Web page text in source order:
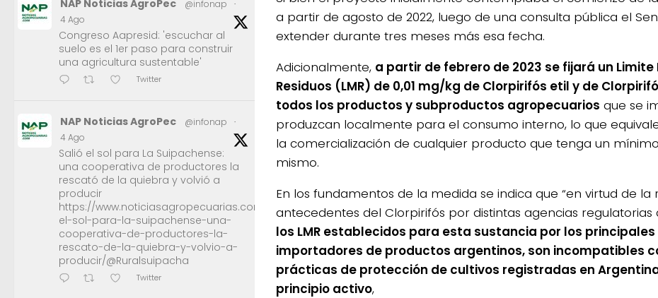
a partir de agosto de 2022, luego de una consulta pública el
extender durante tres meses más esa fecha.
Adicionalmente, a partir de febrero de 2023 se fijará un Limite
Residuos (LMR) de 0,01 mg/kg de Clorpirifós etil y de
todos los productos y subproductos agropecuarios que se
produzcan localmente para el consumo interno, lo que
la comercialización de cualquier producto que tenga un
mismo.
En los fundamentos de la medida se indica que “en virtud de la
antecedentes del Clorpirifós por distintas agencias regulatorias
los LMR establecidos para esta sustancia por los
importadores de productos argentinos, son incompatibles
prácticas de protección de cultivos registradas en
principio activo,
NAP Noticias AgroPec @infonap
·
4 Ago
Congreso Aapresid: 'escuchar al
suelo es el 1er paso para construir
una agricultura sustentable'
Twitter
NAP Noticias AgroPec @infonap
·
4 Ago
Salió el sol para La Suipachense:
una cooperativa de productores la
rescató de la quiebra y volvió a
producir
https://www.noticiasagropecuarias.com/2026/08/04/salio-
el-sol-para-la-suipachense-una-
cooperativa-de-productores-la-
rescato-de-la-quiebra-y-volvio-a-
producir/@Ruralsuipacha
Twitter